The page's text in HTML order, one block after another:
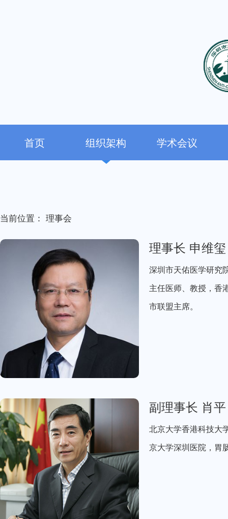
首页 组织架构 学术会议
当前位置： 理事会
理事长 申维玺
深圳市天佑医学研究
主任医师、教授，香
市联盟主席。
副理事长 肖平
北京大学香港科技大
京大学深圳医院，胃